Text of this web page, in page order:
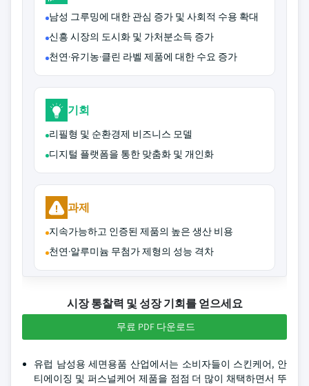
남성 그루밍에 대한 관심 증가 및 사회적 수용 확대
신흥 시장의 도시화 및 가처분소득 증가
천연·유기농·클린 라벨 제품에 대한 수요 증가
기회
리필형 및 순환경제 비즈니스 모델
디지털 플랫폼을 통한 맞춤화 및 개인화
과제
지속가능하고 인증된 제품의 높은 생산 비용
천연·알루미늄 무첨가 제형의 성능 격차
시장 통찰력 및 성장 기회를 얻으세요
무료 PDF 다운로드
유럽 남성용 세면용품 산업에서는 소비자들이 스킨케어, 안
티에이징 및 퍼스널케어 제품을 점점 더 많이 채택하면서 뚜